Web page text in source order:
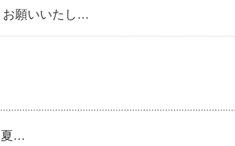
お願いいたし…
夏…